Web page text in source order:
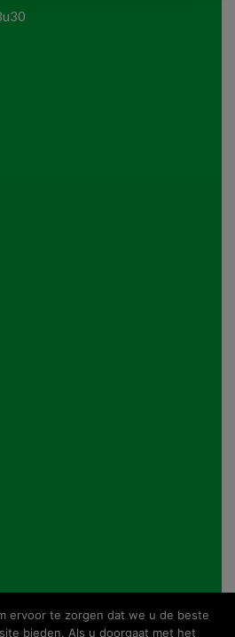
ervoor te zorgen dat we u de beste
bieden. Als u doorgaat met het